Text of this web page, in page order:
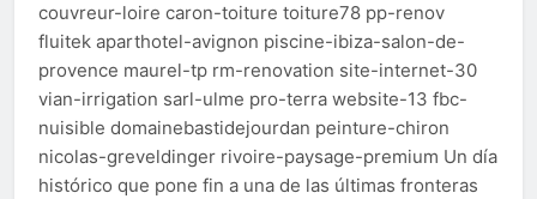
couvreur-loire caron-toiture toiture78 pp-renov
fluitek aparthotel-avignon piscine-ibiza-salon-de-
provence maurel-tp rm-renovation site-internet-30
vian-irrigation sarl-ulme pro-terra website-13 fbc-
nuisible domainebastidejourdan peinture-chiron
nicolas-greveldinger rivoire-paysage-premium Un día
histórico que pone fin a una de las últimas fronteras